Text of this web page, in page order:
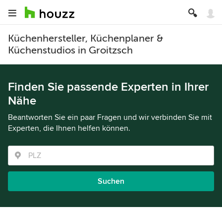
Küchenhersteller, Küchenplaner &
Küchenstudios in Groitzsch
Finden Sie passende Experten in Ihrer
Nähe
Beantworten Sie ein paar Fragen und wir verbinden Sie mit
Experten, die Ihnen helfen können.
Suchen